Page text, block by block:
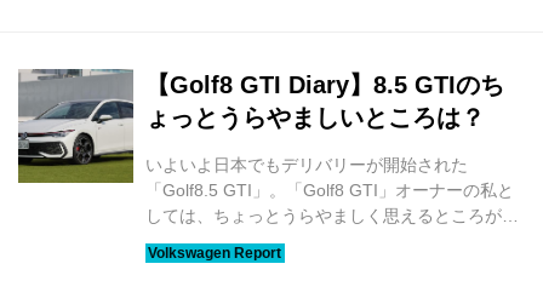
になり...
【Golf8 GTI Diary】8.5 GTIのち
ょっとうらやましいところは？
いよいよ日本でもデリバリーが開始された
「Golf8.5 GTI」。「Golf8 GTI」オーナーの私と
しては、ちょっとうらやましく思えるところがい
くつかありました。 マイナーチェンジ版の印象は
下記の試乗記をご覧いただくとして、エンジンの